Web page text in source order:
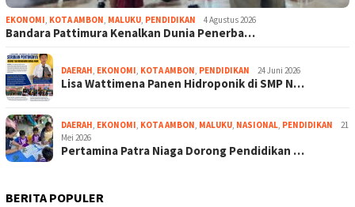
EKONOMI, KOTA AMBON, MALUKU, PENDIDIKAN 4 Agustus 2026
Bandara Pattimura Kenalkan Dunia Penerba…
DAERAH, EKONOMI, KOTA AMBON, PENDIDIKAN 24 Juni 2026
Lisa Wattimena Panen Hidroponik di SMP N…
DAERAH, EKONOMI, KOTA AMBON, MALUKU, NASIONAL, PENDIDIKAN
21
Mei 2026
Pertamina Patra Niaga Dorong Pendidikan …
BERITA POPULER